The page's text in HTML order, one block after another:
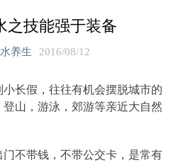
之技能强于装备
养生 2016/08/12
长假，往往有机会摆脱城市的
山，游泳，郊游等亲近大自然
不带钱，不带公交卡，是常有